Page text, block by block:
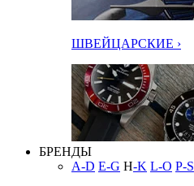
ШВЕЙЦАРСКИЕ ›
БРЕНДЫ
A-D E-G H-K L-O P-S